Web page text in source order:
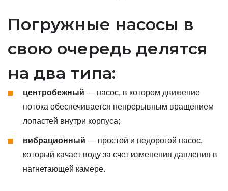
Погружные насосы в
свою очередь делятся
на два типа:
центробежный — насос, в котором движение
потока обеспечивается непрерывным вращением
лопастей внутри корпуса;
вибрационный — простой и недорогой насос,
который качает воду за счет изменения давления в
нагнетающей камере.